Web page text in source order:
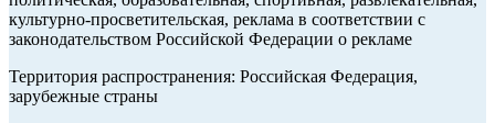
культурно-просветительская, реклама в соответствии с
законодательством Российской Федерации о рекламе
Территория распространения: Российская Федерация,
зарубежные страны